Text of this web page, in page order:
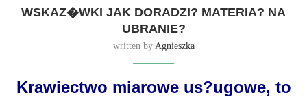
WSKAZ�WKI JAK DORADZI? MATERIA? NA
UBRANIE?
written by Agnieszka
Krawiectwo miarowe us?ugowe, to